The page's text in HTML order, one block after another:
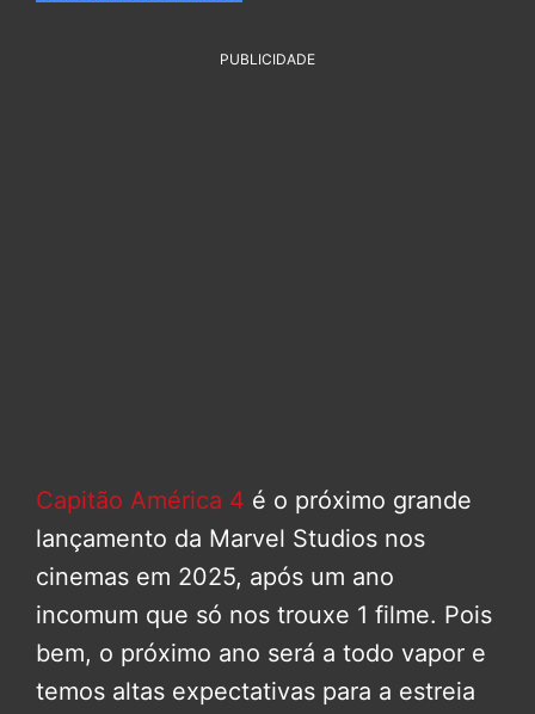
PUBLICIDADE
Capitão América 4 é o próximo grande
lançamento da Marvel Studios nos
cinemas em 2025, após um ano
incomum que só nos trouxe 1 filme. Pois
bem, o próximo ano será a todo vapor e
temos altas expectativas para a estreia